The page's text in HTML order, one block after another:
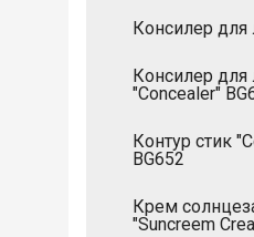
Консилер для
Консилер для
"Concealer"
Контур стик
BG652
Крем
"Suncreem